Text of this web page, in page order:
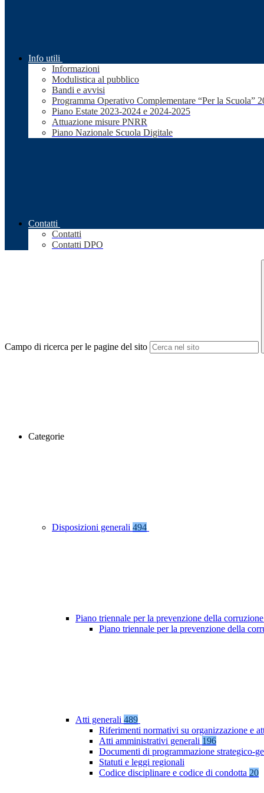
Info utili
Informazioni
Modulistica al pubblico
Bandi e avvisi
Programma Operativo Complementare “Per la Scuola”
Piano Estate 2023-2024 e 2024-2025
Attuazione misure PNRR
Piano Nazionale Scuola Digitale
Contatti
Contatti
Contatti DPO
Campo di ricerca per le pagine del sito
Categorie
Disposizioni generali 494
Piano triennale per la prevenzione della
Piano triennale per la prevenzione della
Atti generali 489
Riferimenti normativi su organizzazione e
Atti amministrativi generali 196
Documenti di programmazione strategico-
Statuti e leggi regionali
Codice disciplinare e codice di condotta 20